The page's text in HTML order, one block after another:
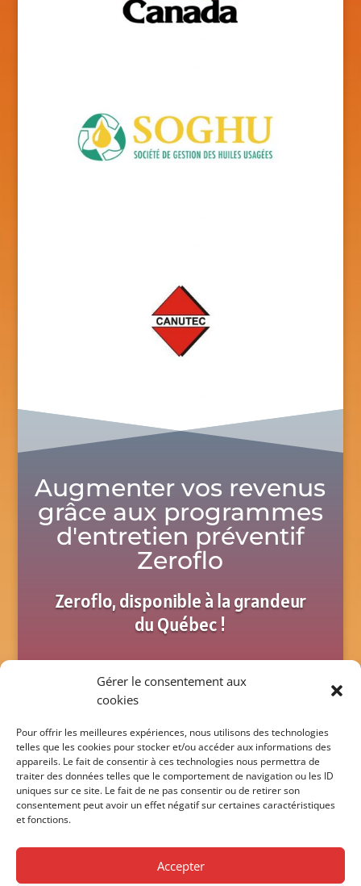
Gérer le consentement aux
cookies
Pour offrir les meilleures expériences, nous utilisons des technologies
telles que les cookies pour stocker et/ou accéder aux informations des
appareils. Le fait de consentir à ces technologies nous permettra de
traiter des données telles que le comportement de navigation ou les ID
uniques sur ce site. Le fait de ne pas consentir ou de retirer son
consentement peut avoir un effet négatif sur certaines caractéristiques
et fonctions.
Accepter
Augmenter vos revenus
grâce aux programmes
d'entretien préventif
Zeroflo
Zeroflo, disponible à la grandeur
du Québec !
Contactez-nous dès
aujourd'hui
450 687.4313